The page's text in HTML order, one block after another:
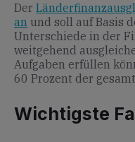
Der
an und soll auf Basis
Unterschiede in der
weitgehend
Aufgaben erfüllen
60 Prozent der
Wichtigste